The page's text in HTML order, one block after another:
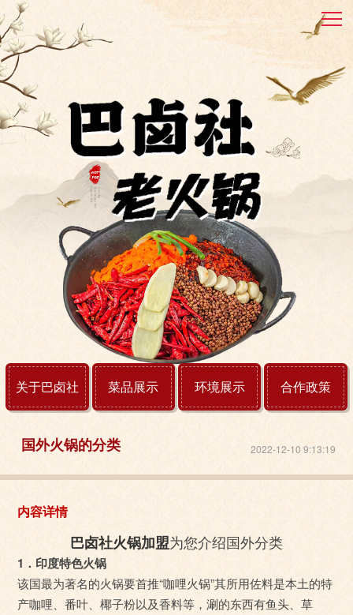
关于巴卤社 菜品展示 环境展示 合作政策
2022-12-10 9:13:19
国外火锅的分类
内容详情
巴卤社火锅加盟为您介绍国外分类
1．印度特色火锅
该国最为著名的火锅要首推“咖哩火锅”其所用佐料是本土的特
产咖哩、番叶、椰子粉以及香料等，涮的东西有鱼头、草